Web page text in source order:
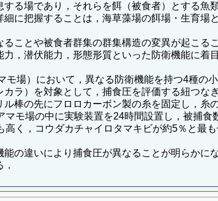
る場であり，それらを餌（被食者）とする魚
に把握することは，海草藻場の餌場・生育場
ことや被食者群集の群集構造の変異が起こる
，潜伏能力，形態形質といった防衛機能に着
場）において，異なる防衛機能を持つ4種の
ラ）を対象として，捕食圧を評価する紐つな
棒の先にフロロカーボン製の糸を固定し，糸
モ場の中に実験装置を24時間設置し，被捕食
く，コウダカチャイロタマキビが約5％と最
の違いにより捕食圧が異なることが明らかに